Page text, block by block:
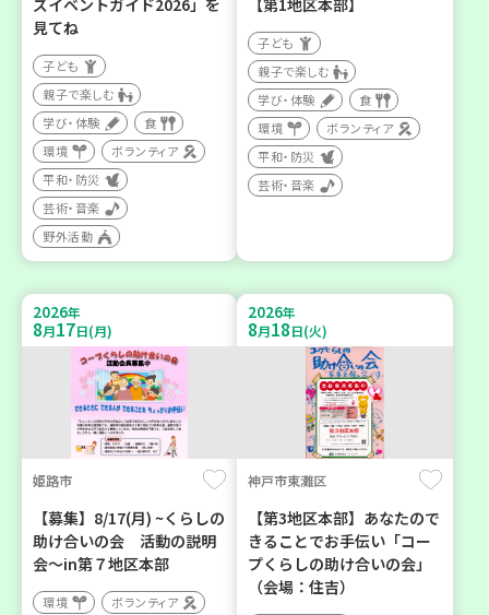
ズイベントガイド2026」を
見てね
子ども
親子で楽しむ
学び・体験
食
環境
ボランティア
平和・防災
芸術・音楽
野外活動
【第1地区本部】
子ども
親子で楽しむ
学び・体験
食
環境
ボランティア
平和・防災
芸術・音楽
2026年
8月17日(月)
姫路市
【募集】8/17(月) ~くらしの
助け合いの会 活動の説明
会～in第７地区本部
環境
ボランティア
2026年
8月18日(火)
神戸市東灘区
【第3地区本部】あなたので
きることでお手伝い「コー
プくらしの助け合いの会」
（会場：住吉）